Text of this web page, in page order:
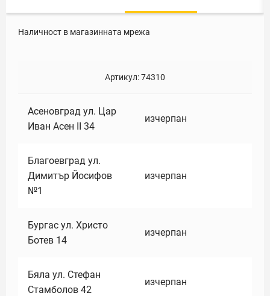
Наличност в магазинната мрежа
Артикул:74310
Асеновград ул. Цар
Иван Асен II 34
изчерпан
Благоевград ул.
Димитър Йосифов
№1
изчерпан
Бургас ул. Христо
Ботев 14
изчерпан
Бяла ул. Стефан
Стамболов 42
изчерпан